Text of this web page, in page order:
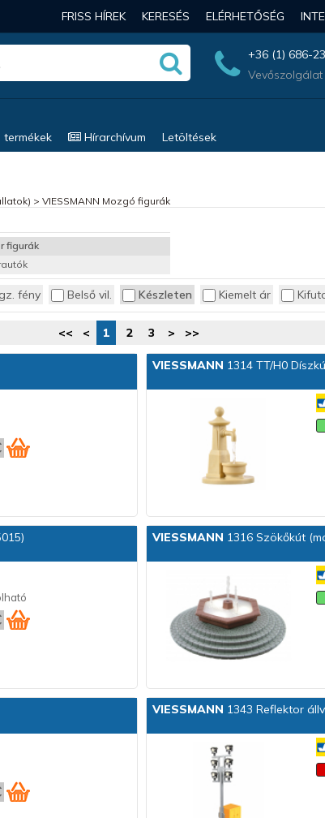
FRISS HÍREK KERESÉS ELÉRHETŐSÉG
+36 (1) 686-
Vevőszolgálat
termékek Hírarchívum Letöltések
>VIESSMANN Mozgó figurák
figurák
fény Belső vil. Készleten Kiemelt ár
<< < 1 2 3 > >>
VIESSMANN 1314 TT/H0
VIESSMANN 1316 Szökőkút
VIESSMANN 1343 Reflektor